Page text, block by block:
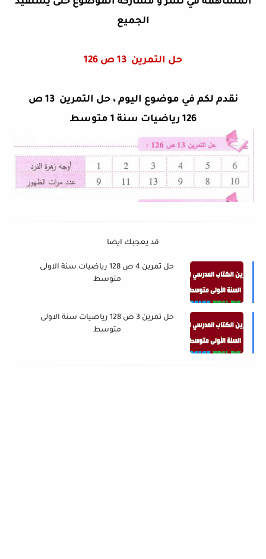
الجميع
حل التمرين 13 ص 126
نقدم لكم في موضوع اليوم ، حل التمرين 13 ص
126 رياضيات سنة 1 متوسط
قد يعجبك ايضا
حل تمرين 4 ص 128 رياضيات سنة الاولى
متوسط
حل تمرين 3 ص 128 رياضيات سنة الاولى
متوسط